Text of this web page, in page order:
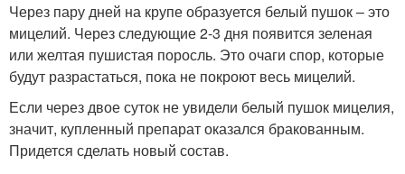
Через пару дней на крупе образуется белый пушок – это
мицелий. Через следующие 2-3 дня появится зеленая
или желтая пушистая поросль. Это очаги спор, которые
будут разрастаться, пока не покроют весь мицелий.
Если через двое суток не увидели белый пушок мицелия,
значит, купленный препарат оказался бракованным.
Придется сделать новый состав.